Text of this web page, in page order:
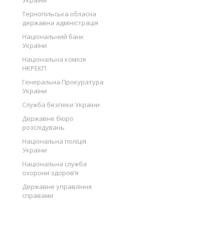
Тернопільська обласна
державна адміністрація
Національний банк
України
Національна комісія
НКРЕКП
Генеральна Прокуратура
України
Служба безпеки України
Державне бюро
розслідувань
Національна поліція
України
Національна служба
охорони здоров’я
Державне управління
справами